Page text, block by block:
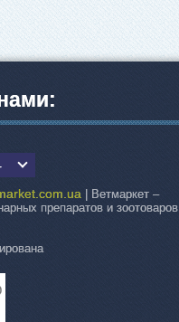
| Ветмаркет –
препаратов и зоотоваров